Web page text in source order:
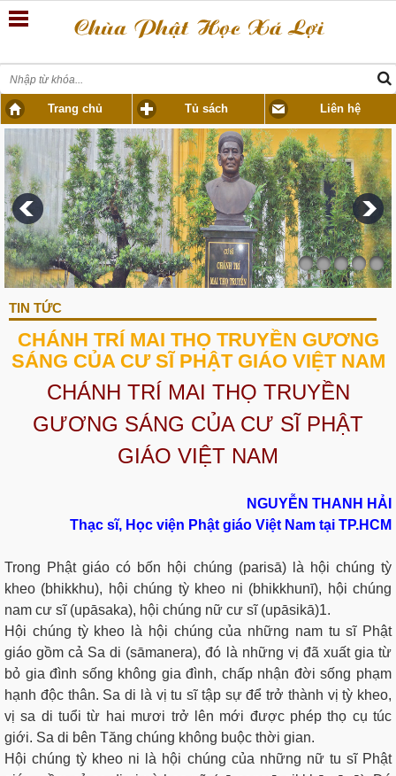
Trang chủ Tủ sách Liên hệ
TIN TỨC
CHÁNH TRÍ MAI THỌ TRUYỀN GƯƠNG
SÁNG CỦA CƯ SĨ PHẬT GIÁO VIỆT NAM
CHÁNH TRÍ MAI THỌ TRUYỀN
GƯƠNG SÁNG CỦA CƯ SĨ PHẬT
GIÁO VIỆT NAM
NGUYỄ N THAN H HẢI
Thạc sĩ, Học viện Phật giáo Việt Nam tại TP.HCM
Trong Phật giáo có bốn hội chúng (parisā) là hội chúng tỳ
kheo (bhikkhu), hội chúng tỳ kheo ni (bhikkhunī), hội chúng
nam cư sĩ (upāsaka), hội chúng nữ cư sĩ (upāsikā)1.
Hội chúng tỳ kheo là hội chúng của những nam tu sĩ Phật
giáo gồm cả Sa di (sāmanera), đó là những vị đã xuất gia từ
bỏ gia đình sống không gia đình, chấp nhận đời sống phạm
hạnh độc thân. Sa di là vị tu sĩ tập sự để trở thành vị tỳ kheo,
vị sa di tuổi từ hai mươi trở lên mới được phép thọ cụ túc
giới. Sa di bên Tăng chúng không buộc thời gian.
Hội chúng tỳ kheo ni là hội chúng của những nữ tu sĩ Phật